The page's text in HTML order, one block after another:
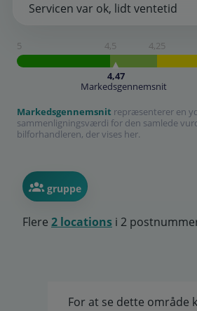
Servicen var ok, lidt ventetid
5 4,5 4,25
4,47
Markedsgennemsnit
Markedsgennemsnit repræsenterer en
sammenligningsværdi for den samlede
bilforhandleren, der vises her.
gruppe
Flere 2 locations i 2
For at se dette område